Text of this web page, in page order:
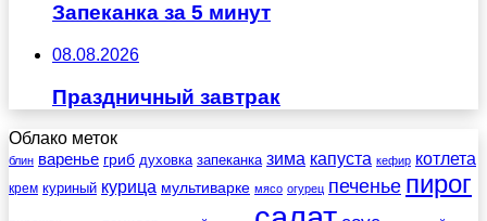
Запеканка за 5 минут
08.08.2026
Праздничный завтрак
Облако меток
блин варенье гриб духовка запеканка зима капуста кефир котлета
крем куриный курица мультиварке мясо огурец печенье пирог